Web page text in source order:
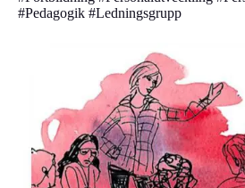
#Pedagogik #Ledningsgrupp